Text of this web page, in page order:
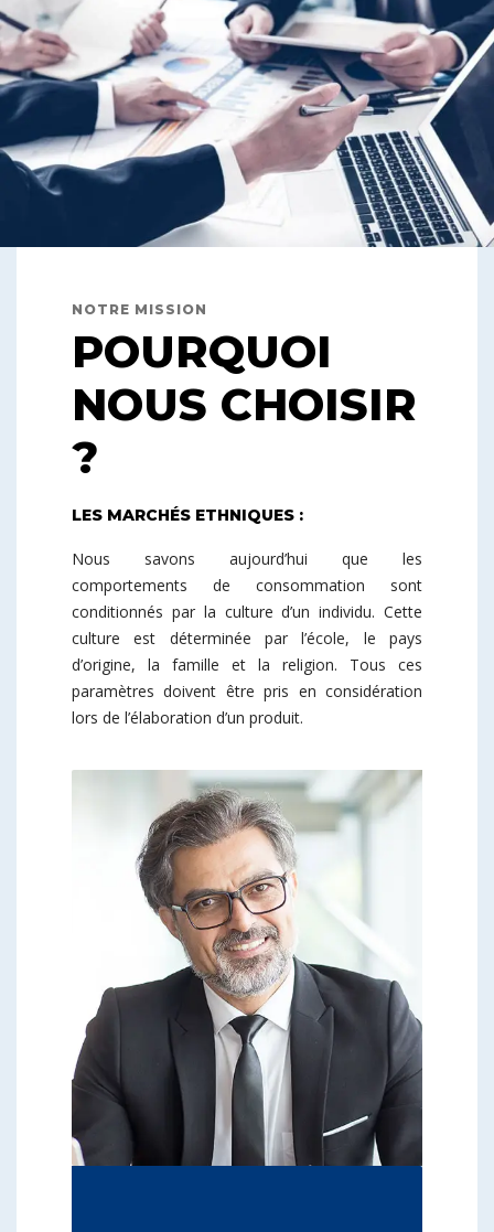
NOTRE MISSION
POURQUOI
NOUS CHOISIR
?
LES MARCHÉS ETHNIQUES :
Nous savons aujourd’hui que les
comportements de consommation sont
conditionnés par la culture d’un individu. Cette
culture est déterminée par l’école, le pays
d’origine, la famille et la religion. Tous ces
paramètres doivent être pris en considération
lors de l’élaboration d’un produit.